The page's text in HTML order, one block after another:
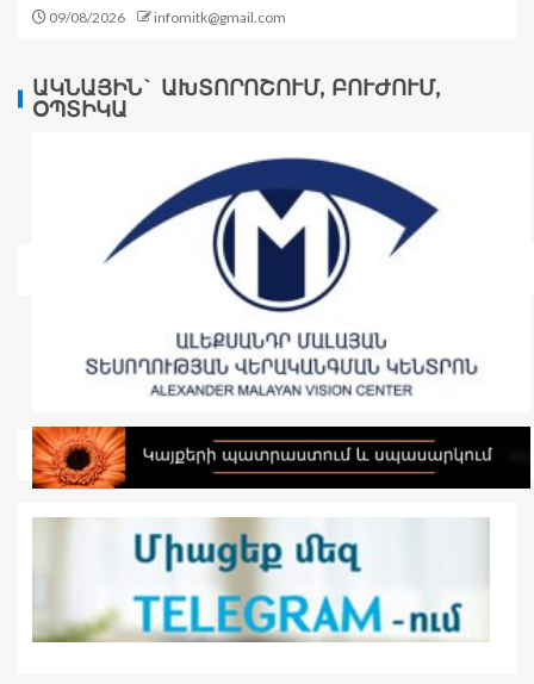
09/08/2026 infomitk@gmail.com
ԱԿՆԱՅԻՆ` ԱԽՏՈՐՈՇՈՒՄ, ԲՈՒԺՈՒՄ,
ՕՊՏԻԿԱ